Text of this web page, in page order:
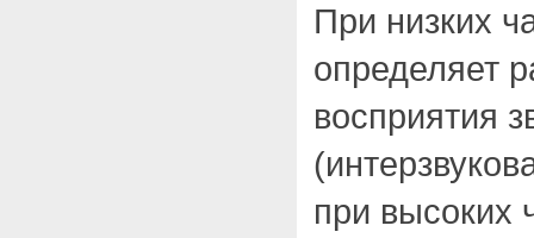
При низких
определяет
восприятия
при высоких